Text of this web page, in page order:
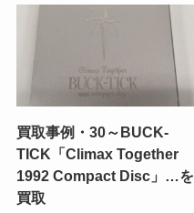
買取事例・30～BUCK-
TICK「Climax Together
1992 Compact Disc」…を
買取